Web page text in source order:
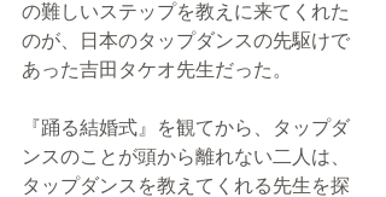
の難しいステップを教えに来てくれた
のが、日本のタップダンスの先駆けで
あった吉田タケオ先生だった。
『踊る結婚式』を観てから、タップダ
ンスのことが頭から離れない二人は、
タップダンスを教えてくれる先生を探